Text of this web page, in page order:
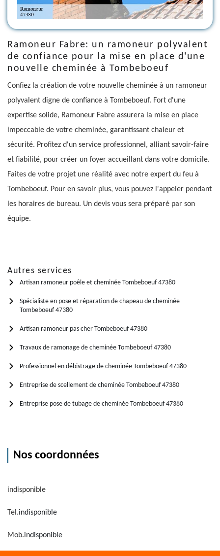
Ramoneur Fabre: un ramoneur polyvalent
de confiance pour la mise en place d'une
nouvelle cheminée à Tombeboeuf
Confiez la création de votre nouvelle cheminée à un ramoneur
polyvalent digne de confiance à Tombeboeuf. Fort d'une
expertise solide, Ramoneur Fabre assurera la mise en place
impeccable de votre cheminée, garantissant chaleur et
sécurité. Profitez d'un service professionnel, alliant savoir-faire
et fiabilité, pour créer un foyer accueillant dans votre domicile.
Faites de votre projet une réalité avec notre expert du feu à
Tombeboeuf. Pour en savoir plus, vous pouvez l'appeler pendant
les horaires de bureau. Un devis vous sera préparé par son
équipe.
Autres services
Artisan ramoneur poêle et cheminée Tombeboeuf 47380
Spécialiste en pose et réparation de chapeau de cheminée
Tombeboeuf 47380
Artisan ramoneur pas cher Tombeboeuf 47380
Travaux de ramonage de cheminée Tombeboeuf 47380
Professionnel en débistrage de cheminée Tombeboeuf 47380
Entreprise de scellement de cheminée Tombeboeuf 47380
Entreprise pose de tubage de cheminée Tombeboeuf 47380
Nos coordonnées
indisponible
Tel.indisponible
Mob.indisponible